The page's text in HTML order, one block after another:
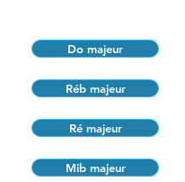
Do majeur
Réb majeur
Ré majeur
Mib majeur